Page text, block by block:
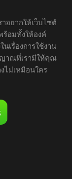
อยากให้เว็บไซต์
อมทั้งให้องค์
เรื่องการใช้งาน
าณที่เรามีให้คุณ
ไม่เหมือนใคร